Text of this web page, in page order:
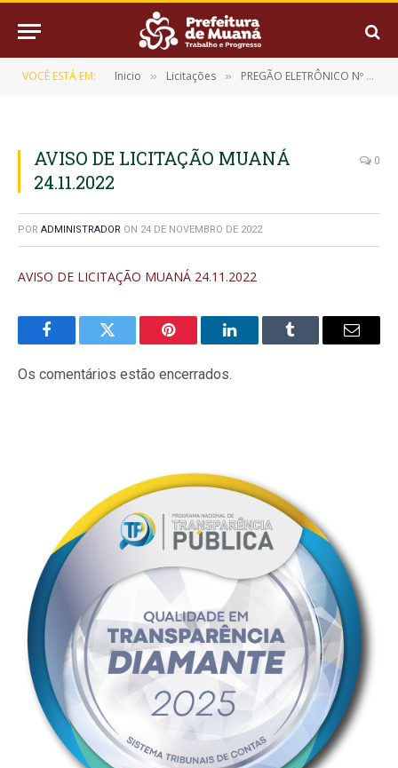
VOCÊ ESTÁ EM: Inicio » Licitações » PREGÃO ELETRÔNICO Nº 025/2022 (REGISTRO DE PREÇO PARA EVENTUAL CONTRATAÇÃO DE EMPRESA DE SERVIÇOS FUNERÁRIOS COM FORNECIMENTO DE URNAS MORTUÁRIA (TAMANHOS VARIADOS) REMOÇÃO E TRANSLADO)
AVISO DE LICITAÇÃO MUANÁ
24.11.2022
0
POR ADMINISTRADOR ON 24 DE NOVEMBRO DE 2022
AVISO DE LICITAÇÃO MUANÁ 24.11.2022
FacebookTwitter Pinterest LinkedInTumblr
E-
Os comentários estão encerrados.